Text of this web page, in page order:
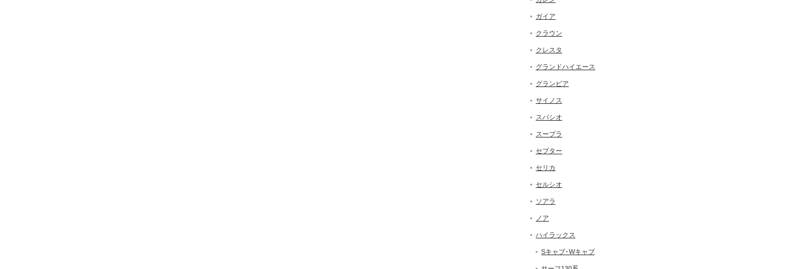
ガイア
クラウン
クレスタ
グランドハイエース
グランビア
サイノス
スパシオ
スープラ
セプター
セリカ
セルシオ
ソアラ
ノア
ハイラックス
Sキャブ･Wキャブ